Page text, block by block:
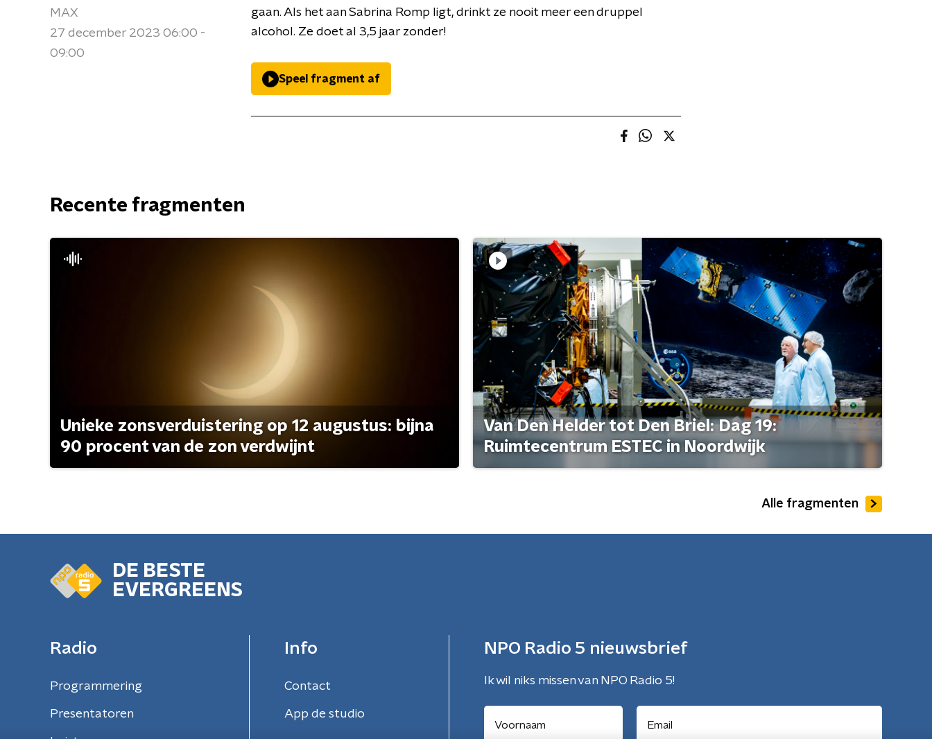
MAX
27 december 2023 06:00 -
09:00
gaan. Als het aan Sabrina Romp ligt, drinkt ze nooit meer een druppel
alcohol. Ze doet al 3,5 jaar zonder!
Speel fragment af
Recente fragmenten
Unieke zonsverduistering op 12 augustus: bijna
90 procent van de zon verdwijnt
Van Den Helder tot Den Briel: Dag 19:
Ruimtecentrum ESTEC in Noordwijk
Alle fragmenten
DE BESTE
EVERGREENS
Radio
Programmering
Presentatoren
Info
Contact
App de studio
NPO Radio 5 nieuwsbrief
Ik wil niks missen van NPO Radio 5!